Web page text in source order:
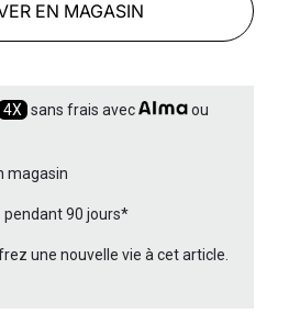
EN MAGASIN
4X sans frais avec ou
magasin
pendant 90 jours*
une nouvelle vie à cet article.